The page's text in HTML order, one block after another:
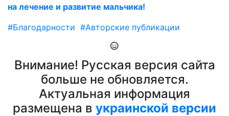
на лечение и развитие мальчика!
#Благодарности #Авторские публикации
Внимание! Русская версия сайта
больше не обновляется.
Актуальная информация
размещена в украинской версии